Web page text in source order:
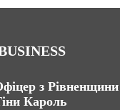
з
Кароль